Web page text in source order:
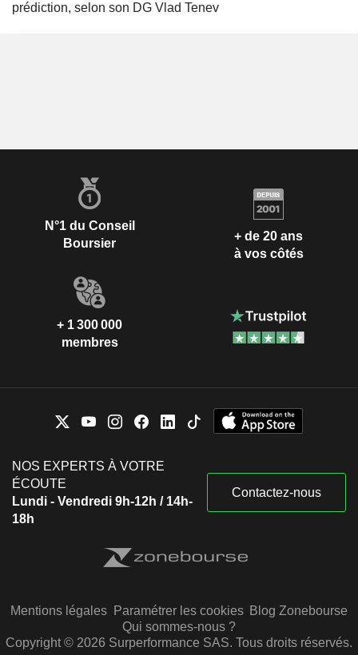
prédiction, selon son DG Vlad Tenev
N°1 du Conseil
Boursier
+ de 20 ans
à vos côtés
+ 1 300 000
membres
NOS EXPERTS À VOTRE
ÉCOUTE
Lundi - Vendredi 9h-12h / 14h-
18h
Contactez-nous
Mentions légales Paramétrer les cookies Blog Zonebourse
Qui sommes-nous ?
Copyright © 2026 Surperformance SAS. Tous droits réservés.